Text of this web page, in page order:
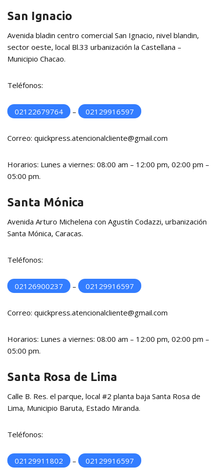
San Ignacio
Avenida bladin centro comercial San Ignacio, nivel blandin,
sector oeste, local Bl.33 urbanización la Castellana –
Municipio Chacao.
Teléfonos:
02122679764 – 02129916597
Correo: quickpress.atencionalcliente@gmail.com
Horarios: Lunes a viernes: 08:00 am – 12:00 pm, 02:00 pm –
05:00 pm.
Santa Mónica
Avenida Arturo Michelena con Agustín Codazzi, urbanización
Santa Mónica, Caracas.
Teléfonos:
02126900237 – 02129916597
Correo: quickpress.atencionalcliente@gmail.com
Horarios: Lunes a viernes: 08:00 am – 12:00 pm, 02:00 pm –
05:00 pm.
Santa Rosa de Lima
Calle B. Res. el parque, local #2 planta baja Santa Rosa de
Lima, Municipio Baruta, Estado Miranda.
Teléfonos:
02129911802 – 02129916597